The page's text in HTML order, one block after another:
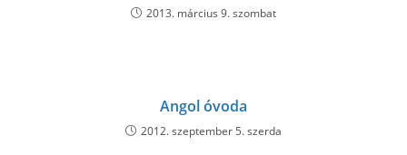
2013. március 9. szombat
Angol óvoda
2012. szeptember 5. szerda